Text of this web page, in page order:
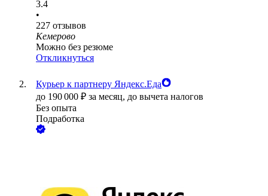
3.4
•
227 отзывов
Кемерово
Можно без резюме
Откликнуться
Курьер к партнеру Яндекс.Еда
до 190 000 ₽ за месяц, до вычета налогов
Без опыта
Подработка